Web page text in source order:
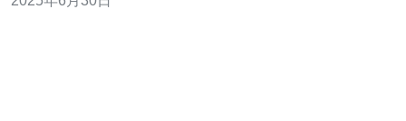
将多个虚拟主机或网站集中在一个服务器上的服务方式。